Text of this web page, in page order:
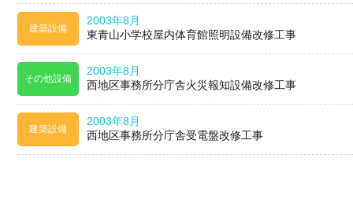
建築設備
2003年8月
東青山小学校屋内体育館照明設備改修工事
その他設備
2003年8月
西地区事務所分庁舎火災報知設備改修工事
建築設備
2003年8月
西地区事務所分庁舎受電盤改修工事